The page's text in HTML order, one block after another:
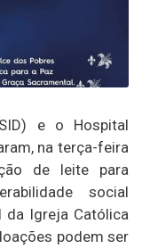
e o Hospital
na terça-feira
de leite para
social
da Igreja Católica
podem ser